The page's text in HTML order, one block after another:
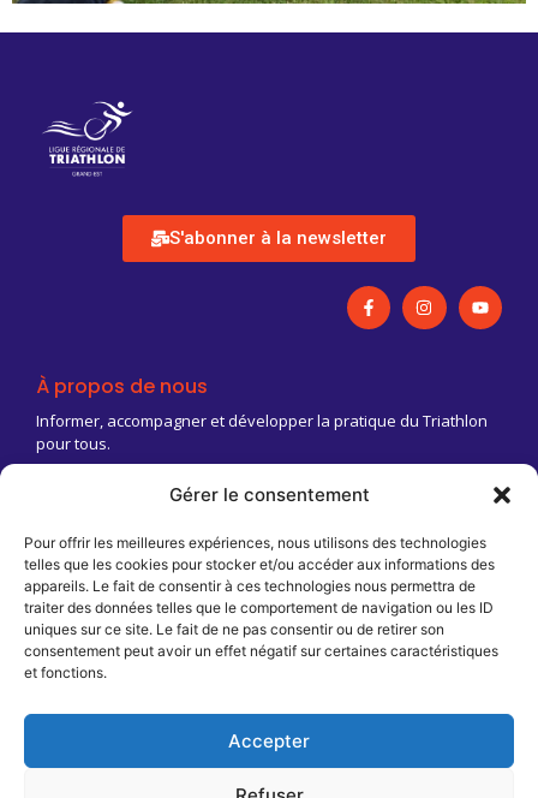
Gérer le consentement
Pour offrir les meilleures expériences, nous utilisons des technologies
telles que les cookies pour stocker et/ou accéder aux informations des
appareils. Le fait de consentir à ces technologies nous permettra de
traiter des données telles que le comportement de navigation ou les ID
uniques sur ce site. Le fait de ne pas consentir ou de retirer son
consentement peut avoir un effet négatif sur certaines caractéristiques
et fonctions.
Accepter
S'abonner à la newsletter
À propos de nous
Informer, accompagner et développer la pratique du Triathlon
pour tous.
03 83 18 88 03
Contact@triathlongrandest.fr
Maison Régionale des Sports
13 rue Jean Moulin
CS 70001
54510 Tomblaine
Boîte à outils / FAQ
Cookies
Mentions légales